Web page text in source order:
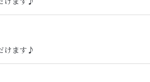
けます♪